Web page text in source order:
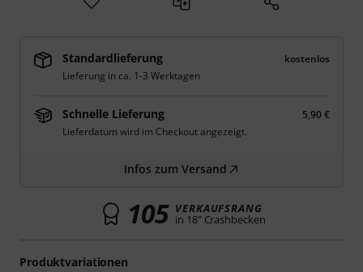
Produktvariationen
Standardlieferung
kostenlos
Lieferung in ca. 1-3 Werktagen
Schnelle Lieferung
5,90 €
Lieferdatum wird im Checkout angezeigt.
Infos zum Versand
105 VERKAUFSRANG
in 18" Crashbecken